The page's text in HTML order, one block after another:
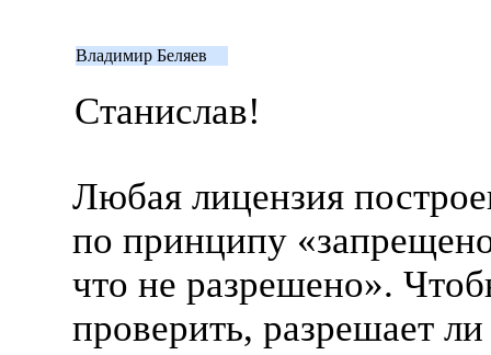
Владимир Беляев
Станислав!
Любая лицензия
по принципу «
что не разрешено».
проверить, разрешает